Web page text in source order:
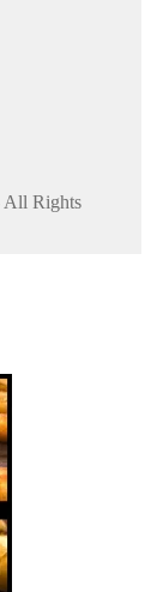
Rights